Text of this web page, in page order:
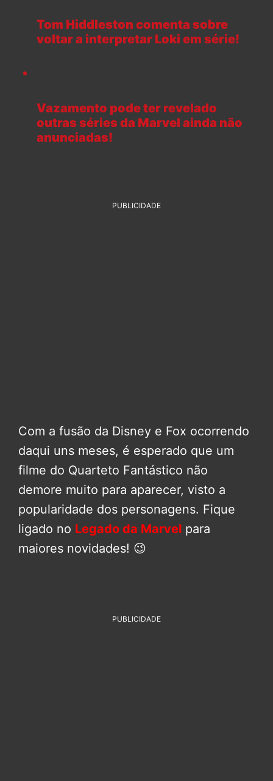
Tom Hiddleston comenta sobre
voltar a interpretar Loki em série!
Vazamento pode ter revelado
outras séries da Marvel ainda não
anunciadas!
PUBLICIDADE
Com a fusão da Disney e Fox ocorrendo
daqui uns meses, é esperado que um
filme do Quarteto Fantástico não
demore muito para aparecer, visto a
popularidade dos personagens. Fique
ligado no Legado da Marvel para
maiores novidades! 😉
PUBLICIDADE